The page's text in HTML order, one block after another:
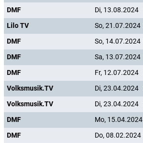
DMF
Di, 13.08.2024
Lilo TV
So, 21.07.2024
DMF
So, 14.07.2024
DMF
Sa, 13.07.2024
DMF
Fr, 12.07.2024
Volksmusik.TV
Di, 23.04.2024
Volksmusik.TV
Di, 23.04.2024
DMF
Mo, 15.04.2024
DMF
Do, 08.02.2024